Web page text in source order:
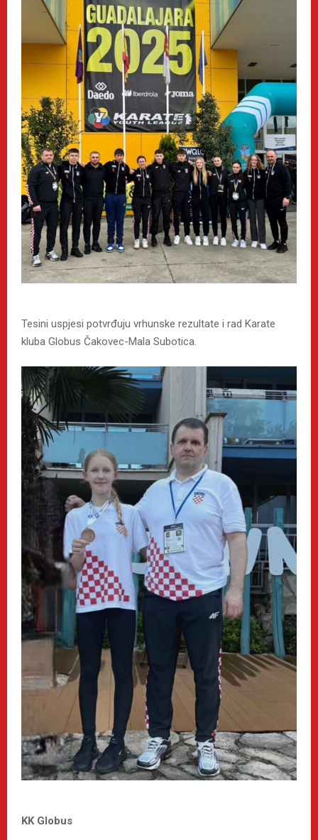
Tesini uspjesi potvrđuju vrhunske rezultate i rad Karate
kluba Globus Čakovec-Mala Subotica.
KK Globus